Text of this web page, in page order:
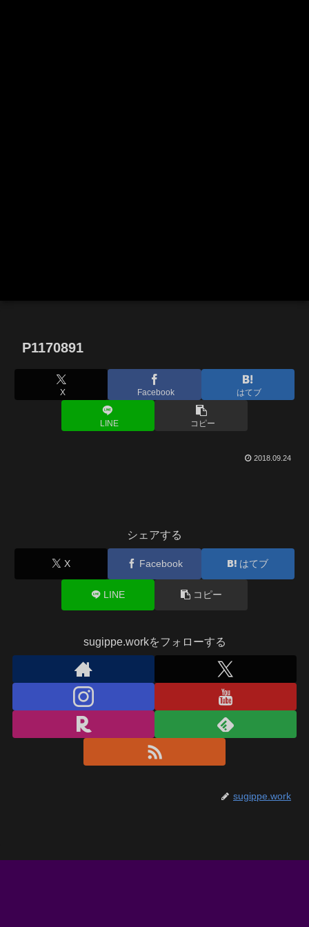
P1170891
X Facebook はてブ
LINE コピー
2018.09.24
シェアする
X Facebook はてブ
LINE コピー
sugippe.workをフォローする
sugippe.work